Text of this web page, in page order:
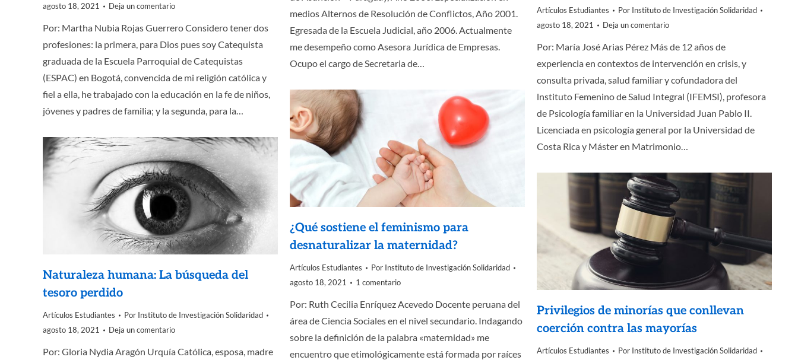
medios Alternos de Resolución de Conflictos, Año 2001.
Egresada de la Escuela Judicial, año 2006. Actualmente
me desempeño como Asesora Jurídica de Empresas.
Ocupo el cargo de Secretaria de…
agosto 18, 2021
Deja un comentario
Por: Martha Nubia Rojas Guerrero Considero tener dos
profesiones: la primera, para Dios pues soy Catequista
graduada de la Escuela Parroquial de Catequistas
(ESPAC) en Bogotá, convencida de mi religión católica y
fiel a ella, he trabajado con la educación en la fe de niños,
jóvenes y padres de familia; y la segunda, para la…
Artículos Estudiantes Por Instituto de Investigación Solidaridad
agosto 18, 2021
Deja un comentario
Por: María José Arias Pérez Más de 12 años de
experiencia en contextos de intervención en crisis, y
consulta privada, salud familiar y cofundadora del
lnstituto Femenino de Salud Integral (IFEMSI), profesora
de Psicología familiar en la Universidad Juan Pablo II.
Licenciada en psicología general por la Universidad de
Costa Rica y Máster en Matrimonio…
¿Qué sostiene el feminismo para
desnaturalizar la maternidad?
Artículos Estudiantes Por Instituto de Investigación Solidaridad
agosto 18, 2021
1 comentario
Por: Ruth Cecilia Enríquez Acevedo Docente peruana del
área de Ciencia Sociales en el nivel secundario. Indagando
sobre la definición de la palabra «maternidad» me
encuentro que etimológicamente está formada por raíces
Naturaleza humana: La búsqueda del
tesoro perdido
Artículos Estudiantes Por Instituto de Investigación Solidaridad
agosto 18, 2021
Deja un comentario
Por: Gloria Nydia Aragón Urquía Católica, esposa, madre
Privilegios de minorías que conllevan
coerción contra las mayorías
Artículos Estudiantes Por Instituto de Investigación Solidaridad